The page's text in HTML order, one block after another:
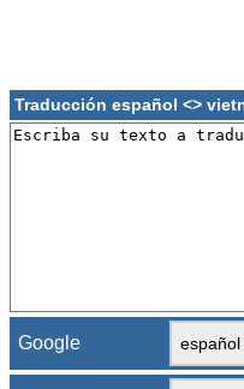
Traducción español <>
Google español